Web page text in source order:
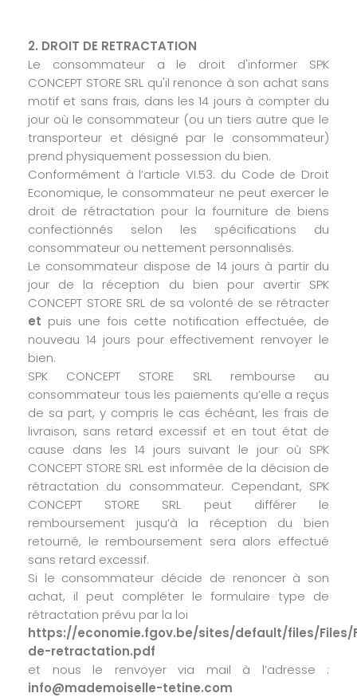
2. DROIT DE RETRACTATION
Le consommateur a le droit d'informer SPK
CONCEPT STORE SRL qu'il renonce à son achat sans
motif et sans frais, dans les 14 jours à compter du
jour où le consommateur (ou un tiers autre que le
transporteur et désigné par le consommateur)
prend physiquement possession du bien.
Conformément à l’article VI.53. du Code de Droit
Economique, le consommateur ne peut exercer le
droit de rétractation pour la fourniture de biens
confectionnés selon les spécifications du
consommateur ou nettement personnalisés.
Le consommateur dispose de 14 jours à partir du
jour de la réception du bien pour avertir SPK
CONCEPT STORE SRL de sa volonté de se rétracter
et puis une fois cette notification effectuée, de
nouveau 14 jours pour effectivement renvoyer le
bien.
SPK CONCEPT STORE SRL rembourse au
consommateur tous les paiements qu’elle a reçus
de sa part, y compris le cas échéant, les frais de
livraison, sans retard excessif et en tout état de
cause dans les 14 jours suivant le jour où SPK
CONCEPT STORE SRL est informée de la décision de
rétractation du consommateur. Cependant, SPK
CONCEPT STORE SRL peut différer le
remboursement jusqu’à la réception du bien
retourné, le remboursement sera alors effectué
sans retard excessif.
Si le consommateur décide de renoncer à son
achat, il peut compléter le formulaire type de
rétractation prévu par la loi
https://economie.fgov.be/sites/default/files/Files/
de-retractation.pdf
et nous le renvoyer via mail à l’adresse :
info@mademoiselle-tetine.com